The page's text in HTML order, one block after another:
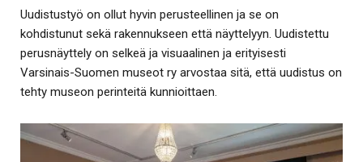
Uudistustyö on ollut hyvin perusteellinen ja se on
kohdistunut sekä rakennukseen että näyttelyyn. Uudistettu
perusnäyttely on selkeä ja visuaalinen ja erityisesti
Varsinais-Suomen museot ry arvostaa sitä, että uudistus on
tehty museon perinteitä kunnioittaen.